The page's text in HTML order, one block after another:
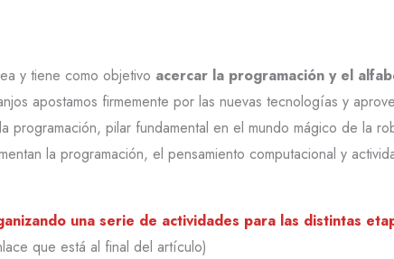
y tiene como objetivo acercar la programación y el
apostamos firmemente por las nuevas tecnologías y
pilar fundamental en el mundo mágico de la
la programación, el pensamiento computacional y
una serie de actividades para las distintas
que está al final del artículo)